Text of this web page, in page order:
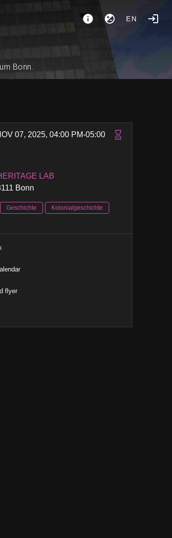
EN
Bonn.
07, 2025, 04:00 PM-05:00
LAB
Bonn
Geschichte
Kolonialgeschichte
flyer